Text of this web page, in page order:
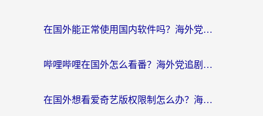
在国外能正常使用国内软件吗？海外党亲测有效的无缝访问指南
哔哩哔哩在国外怎么看番？海外党追剧看片的终极解决方案
在国外想看爱奇艺版权限制怎么办？海外华人必看的追剧自由指南